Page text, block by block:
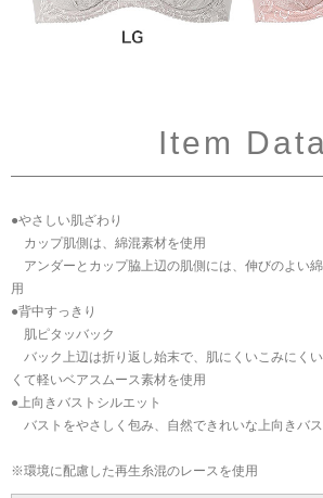
Item
●やさしい肌ざわり
カップ肌側は、綿混素材を使用
アンダーとカップ脇上辺の肌側には、伸びのよい
用
●背中すっきり
肌ピタッバック
バック上辺は折り返し始末で、肌にくいこみにく
くて軽いベアスムース素材を使用
●上向きバストシルエット
バストをやさしく包み、自然できれいな上向きバ
※環境に配慮した再生糸混のレースを使用